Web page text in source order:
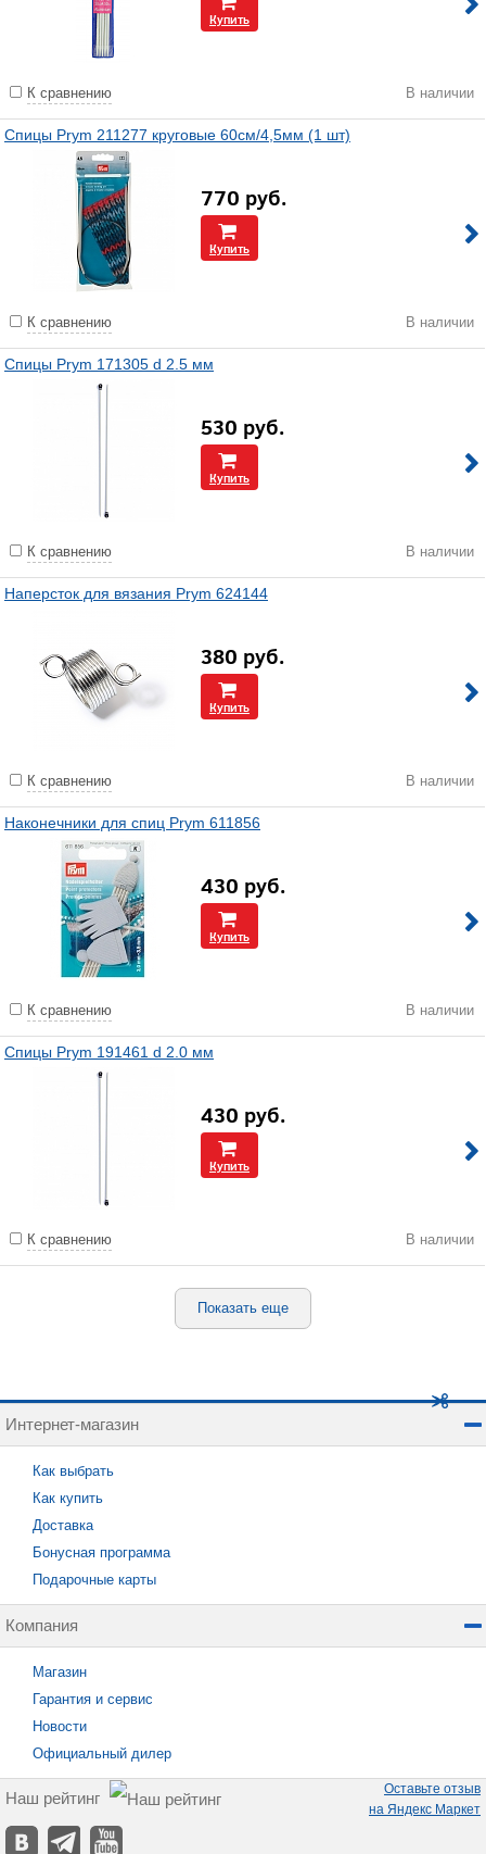
Купить
К сравнению В наличии
Спицы Prym 211277 круговые 60см/4,5мм (1 шт)
770 руб.
Купить
К сравнению В наличии
Спицы Prym 171305 d 2.5 мм
530 руб.
Купить
К сравнению В наличии
Наперсток для вязания Prym 624144
380 руб.
Купить
К сравнению В наличии
Наконечники для спиц Prym 611856
430 руб.
Купить
К сравнению В наличии
Спицы Prym 191461 d 2.0 мм
430 руб.
Купить
К сравнению В наличии
Показать еще
Интернет-магазин
Как выбрать
Как купить
Доставка
Бонусная программа
Подарочные карты
Компания
Магазин
Гарантия и сервис
Новости
Официальный дилер
Наш рейтинг
Оставьте отзыв
на Яндекс Маркет